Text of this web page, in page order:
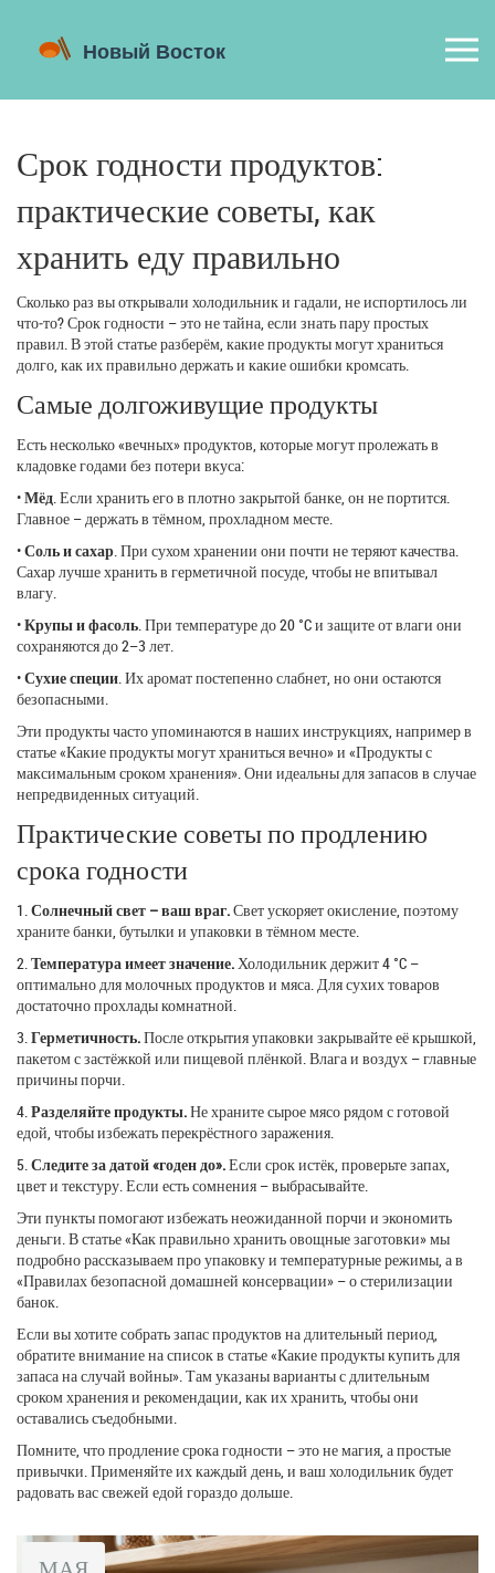
Срок годности продуктов:
практические советы, как
хранить еду правильно
Сколько раз вы открывали холодильник и гадали, не испортилось ли
что‑то? Срок годности – это не тайна, если знать пару простых
правил. В этой статье разберём, какие продукты могут храниться
долго, как их правильно держать и какие ошибки кромсать.
Самые долгоживущие продукты
Есть несколько «вечных» продуктов, которые могут пролежать в
кладовке годами без потери вкуса:
•Мёд . Если хранить его в плотно закрытой банке, он не портится.
Главное – держать в тёмном, прохладном месте.
•Соль и сахар . При сухом хранении они почти не теряют качества.
Сахар лучше хранить в герметичной посуде, чтобы не впитывал
влагу.
•Крупы и фасоль . При температуре до 20 °C и защите от влаги они
сохраняются до 2–3 лет.
•Сухие специи . Их аромат постепенно слабнет, но они остаются
безопасными.
Эти продукты часто упоминаются в наших инструкциях, например в
статье «Какие продукты могут храниться вечно» и «Продукты с
максимальным сроком хранения». Они идеальны для запасов в случае
непредвиденных ситуаций.
Практические советы по продлению
срока годности
1. Солнечный свет – ваш враг.Свет ускоряет окисление, поэтому
храните банки, бутылки и упаковки в тёмном месте.
2. Температура имеет значение. Холодильник держит 4 °C –
оптимально для молочных продуктов и мяса. Для сухих товаров
достаточно прохлады комнатной.
3. Герметичность.После открытия упаковки закрывайте её крышкой,
пакетом с застёжкой или пищевой плёнкой. Влага и воздух – главные
причины порчи.
4. Разделяйте продукты.Не храните сырое мясо рядом с готовой
едой, чтобы избежать перекрёстного заражения.
5. Следите за датой «годен до».Если срок истёк, проверьте запах,
цвет и текстуру. Если есть сомнения – выбрасывайте.
Эти пункты помогают избежать неожиданной порчи и экономить
деньги. В статье «Как правильно хранить овощные заготовки» мы
подробно рассказываем про упаковку и температурные режимы, а в
«Правилах безопасной домашней консервации» – о стерилизации
банок.
Если вы хотите собрать запас продуктов на длительный период,
обратите внимание на список в статье «Какие продукты купить для
запаса на случай войны». Там указаны варианты с длительным
сроком хранения и рекомендации, как их хранить, чтобы они
оставались съедобными.
Помните, что продление срока годности – это не магия, а простые
привычки. Применяйте их каждый день, и ваш холодильник будет
радовать вас свежей едой гораздо дольше.